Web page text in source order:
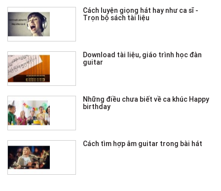
Cách luyện giọng hát hay như ca sĩ -
Trọn bộ sách tài liệu
Download tài liệu, giáo trình học đàn
guitar
Những điều chưa biết về ca khúc Happy
birthday
Cách tìm hợp âm guitar trong bài hát